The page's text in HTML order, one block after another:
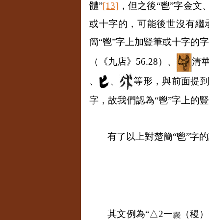
體”[13] ，但之後“鬯”字金文
或十字的，可能後世沒有繼
簡“鬯”字上加豎筆或十字的
（《九店》 56.28）、 清
、
、 等形，與前面提
字，故我們認為“鬯”字上的
有了以上對楚簡“鬯”字
其文例為“△2一 （稷